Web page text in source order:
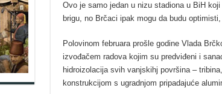
Ovo je samo jedan u nizu stadiona u BiH
brigu, no Brčaci ipak mogu da budu
Polovinom februara prošle godine Vlada
izvođačem radova kojim su predviđeni i
hidroizolacija svih vanjskihj površina –
konstrukcijom s ugradnjom pripadajuće